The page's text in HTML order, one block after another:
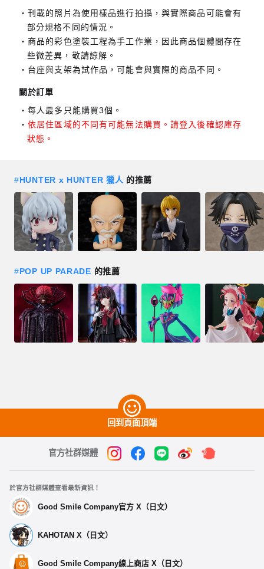
刊載的照片為使用樣品進行拍攝，與實際商品可能會有
部分規格不同的情況。
商品的彩色塗裝工程為手工作業，因此商品個體間存在
些微差異，敬請諒解。
台座與支架為試作品，可能會與實際的商品不同。
關於訂單
每人最多只能購買3個。
依居住區域的不同有可能無法購買。請登入後確認庫存
狀態。
#HUNTER x HUNTER 獵人 的推薦
#POP UP PARADE 的推薦
回到頁面頂端
官方社群媒體
於官方社群媒體查看最新資訊！
Good Smile Company官方 X（日文）
KAHOTAN X（日文）
Good Smile Company線上商店 X（日文）